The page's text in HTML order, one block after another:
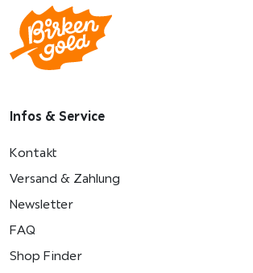
Infos & Service
Kontakt
Versand & Zahlung
Newsletter
FAQ
Shop Finder